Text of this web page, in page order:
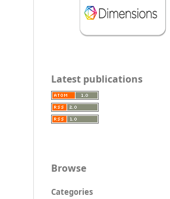
Latest publications
Browse
Categories